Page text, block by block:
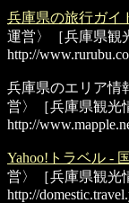
兵庫県の旅行ガイ
運営〉［兵庫県観
http://
兵庫県のエリア情
営〉［兵庫県観光
http://
Yahoo!トラベル -
営〉［兵庫県観光
http://